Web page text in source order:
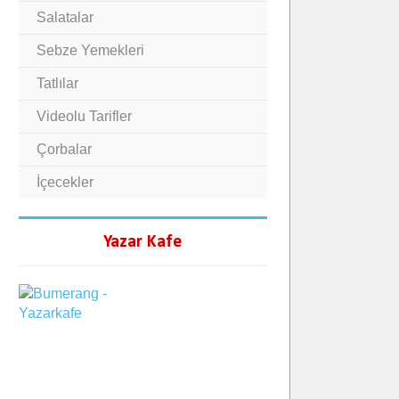
Salatalar
Sebze Yemekleri
Tatlılar
Videolu Tarifler
Çorbalar
İçecekler
Yazar Kafe